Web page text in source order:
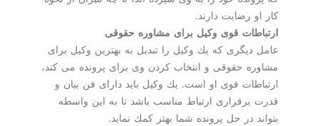
كار او رضایت دارند.
ارتباطات قوی وكیل برای مشاوره حقوقی
عامل دیگری كه یك وكیل را تبدیل به بهترین وكیل برای
مشاوره حقوقی و انتخاب كردن وی برای پرونده می كند،
ارتباطات قوی او است. یك وكیل باید دارای فن بیان و
قدرت برقراری ارتباط مناسب باشد تا به این واسطه
بتواند در حل پرونده شما بهتر كمك نماید.